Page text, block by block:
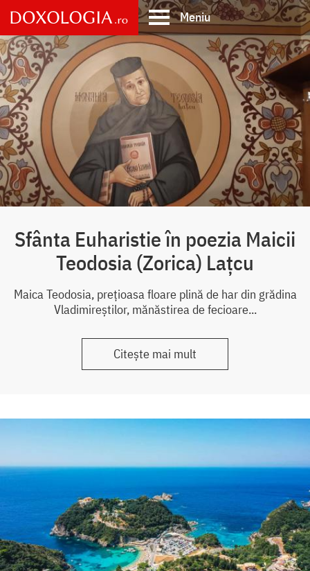
Skip
to
main
content
Meniu
Main
navigation
Sfânta Euharistie în poezia Maicii
Teodosia (Zorica) Lațcu
Maica Teodosia, prețioasa floare plină de har din grădina
Vladimireștilor, mănăstirea de fecioare...
Citește mai mult